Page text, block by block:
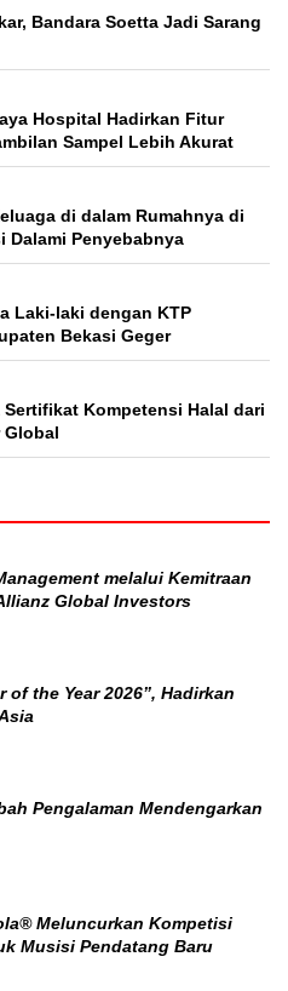
Bandara Soetta Jadi Sarang
Hospital Hadirkan Fitur
Sampel Lebih Akurat
di dalam Rumahnya di
Dalami Penyebabnya
Laki-laki dengan KTP
Bekasi Geger
Sertifikat Kompetensi Halal dari
melalui Kemitraan
Global Investors
of the Year 2026”, Hadirkan
Pengalaman Mendengarkan
Meluncurkan Kompetisi
Musisi Pendatang Baru